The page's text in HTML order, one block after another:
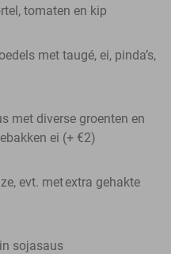
tomaten en kip
met taugé, ei, pinda’s,
met diverse groenten en
ei (+ €2)
evt. metextra gehakte
sojasaus